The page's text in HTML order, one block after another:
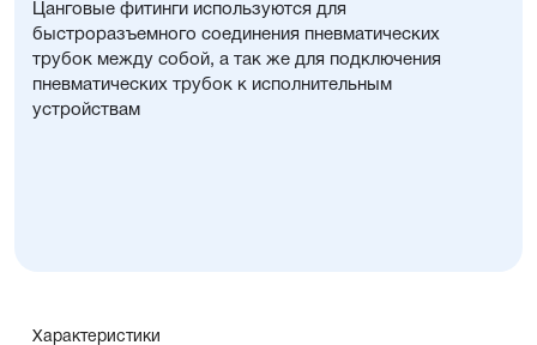
Цанговые фитинги используются для
быстроразъемного соединения пневматических
трубок между собой, а так же для подключения
пневматических трубок к исполнительным
устройствам
Характеристики